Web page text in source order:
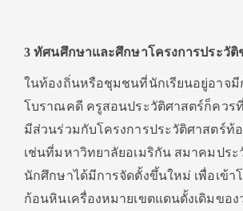
3ทัศนศึกษาและศึกษาโครงการประวั
ในท้องถิ่นหรือชุมชนที่นักเรียนอยู่อาจ
โบราณคดี ครูสอนประวัติศาสตร์ก็ควร
มีส่วนร่วมกับโครงการประวัติศาสตร์ท้
เช่นที่มหาวิทยาลัยอเมริกัน สมาคมประ
นักศึกษาได้มีการจัดตั้งขึ้นใหม่ เพื่อเข้า
ก้อนหินเครื่องหมายเขตแดนดั้งเดิมขอ